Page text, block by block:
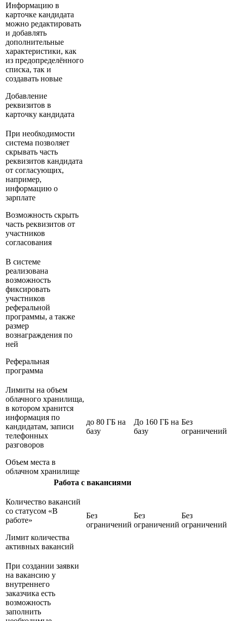
Информацию в
карточке кандидата
можно редактировать
и добавлять
дополнительные
характеристики, как
из предопределённого
списка, так и
создавать новые
Добавление
реквизитов в
карточку кандидата
При необходимости
система позволяет
скрывать часть
реквизитов кандидата
от согласующих,
например,
информацию о
зарплате
Возможность скрыть
часть реквизитов от
участников
согласования
В системе
реализована
возможность
фиксировать
участников
реферальной
программы, а также
размер
вознаграждения по
ней
Реферальная
программа
Лимиты на объем
облачного хранилища,
в котором хранится
информация по
кандидатам, записи
телефонных
разговоров
Объем места в
облачном хранилище
до 80 ГБ на
базу
До 160 ГБ на
базу
Без
ограничений
Работа с вакансиями
Количество вакансий
со статусом «В
работе»
Лимит количества
активных вакансий
Без
ограничений
Без
ограничений
Без
ограничений
При создании заявки
на вакансию у
внутреннего
заказчика есть
возможность
заполнить